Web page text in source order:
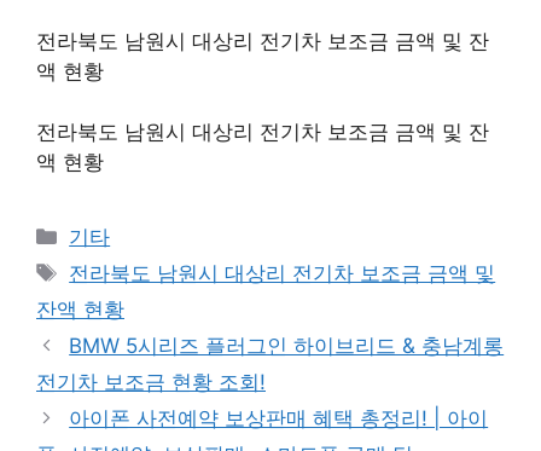
전라북도 남원시 대상리 전기차 보조금 금액 및 잔
액 현황
전라북도 남원시 대상리 전기차 보조금 금액 및 잔
액 현황
Categories
기타
Tags
전라북도 남원시 대상리 전기차 보조금 금액 및
잔액 현황
BMW 5시리즈 플러그인 하이브리드 & 충남계롱
전기차 보조금 현황 조회!
아이폰 사전예약 보상판매 혜택 총정리! | 아이